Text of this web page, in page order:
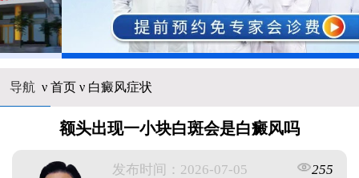
导航 ν 首页ν 白癜风症状
额头出现一小块白斑会是白癜风吗
发布时间：2026-07-05
255